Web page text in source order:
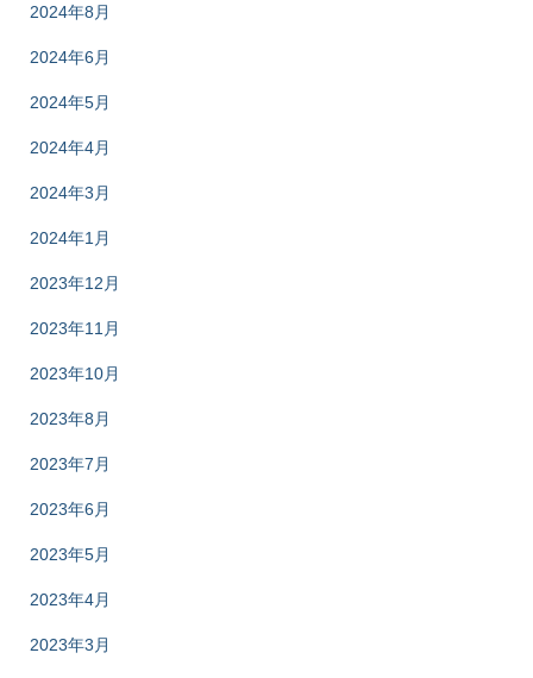
2024年8月
2024年6月
2024年5月
2024年4月
2024年3月
2024年1月
2023年12月
2023年11月
2023年10月
2023年8月
2023年7月
2023年6月
2023年5月
2023年4月
2023年3月